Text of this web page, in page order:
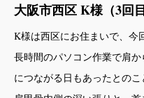
大阪市西区 K様（3回
K様は西区にお住まいで、今
長時間のパソコン作業で肩
につながる日もあったとのこ